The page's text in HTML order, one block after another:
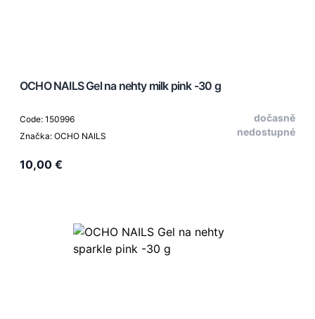
OCHO NAILS Gel na nehty milk pink -30 g
Code: 150996
Značka: OCHO NAILS
dočasně
nedostupné
10,00 €